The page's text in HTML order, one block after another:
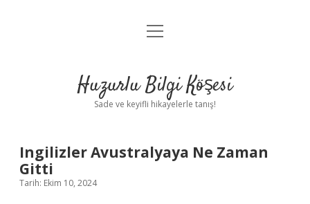
Anasayfa
Yasal Uyarı
menüyü
Huzurlu Bilgi Köşesi
Sade ve keyifli hikayelerle tanış!
Ingilizler Avustralyaya Ne Zaman
Gitti
Tarih: Ekim 10, 2024